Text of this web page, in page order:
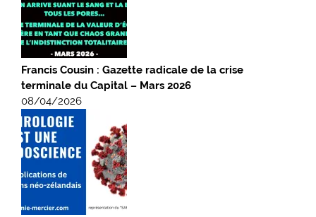
Francis Cousin : Gazette radicale de la crise
terminale du Capital – Mars 2026
08/04/2026